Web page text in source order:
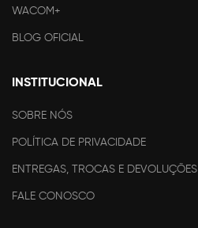
WACOM+
BLOG OFICIAL
INSTITUCIONAL
SOBRE NÓS
POLÍTICA DE PRIVACIDADE
ENTREGAS, TROCAS E DEVOLUÇÕES
FALE CONOSCO